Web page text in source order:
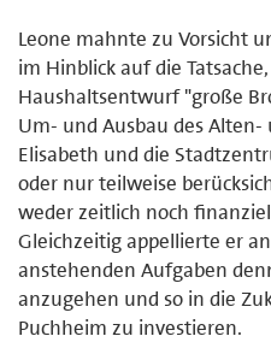
Leone mahnte zu Vorsicht
im Hinblick auf die
Haushaltsentwurf "große
Um- und Ausbau des
Elisabeth und die
oder nur teilweise
weder zeitlich noch
Gleichzeitig appellierte er
anstehenden Aufgaben
anzugehen und so in die
Puchheim zu investieren.